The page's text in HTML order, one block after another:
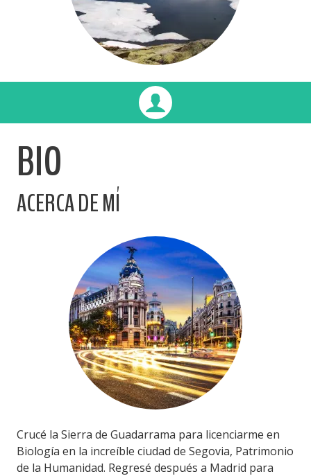
BIO
ACERCA DE MÍ
Crucé la Sierra de Guadarrama para licenciarme en
Biología en la increíble ciudad de Segovia, Patrimonio
de la Humanidad. Regresé después a Madrid para